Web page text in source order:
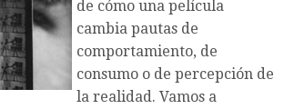
de cómo una película
cambia pautas de
comportamiento, de
consumo o de percepción de
la realidad. Vamos a